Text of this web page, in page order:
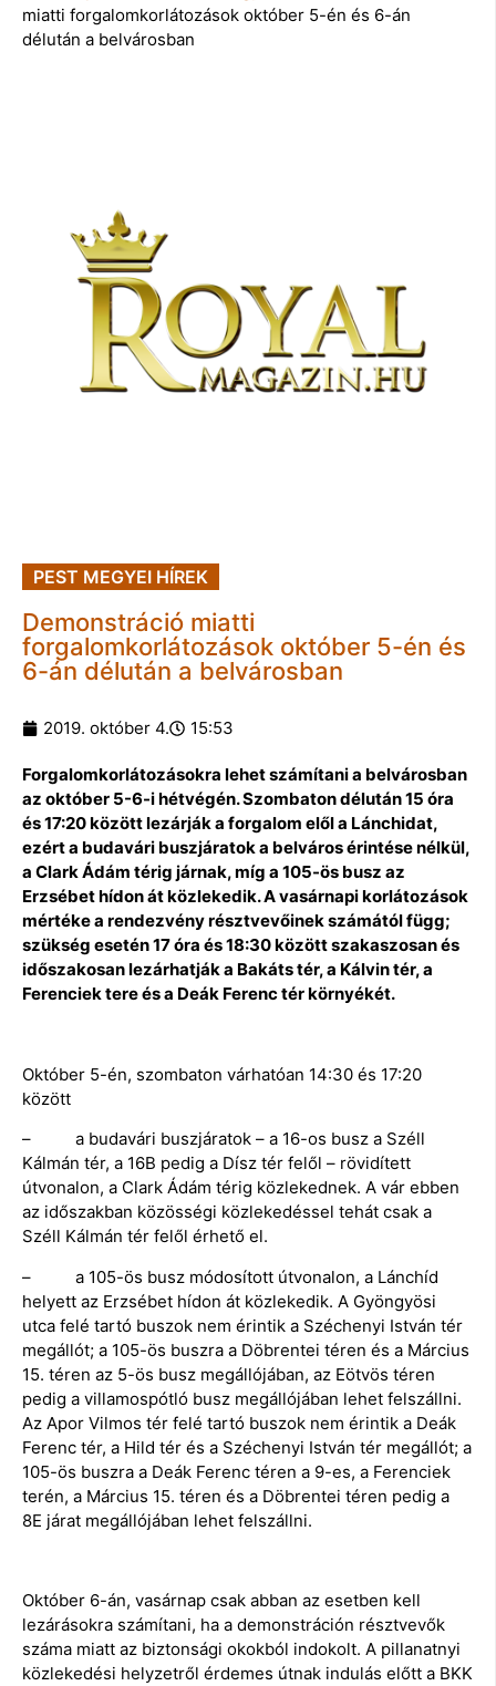
miatti forgalomkorlátozások október 5-én és 6-án
délután a belvárosban
PEST MEGYEI HÍREK
Demonstráció miatti
forgalomkorlátozások október 5-én és
6-án délután a belvárosban
2019. október 4. 15:53
Forgalomkorlátozásokra lehet számítani a belvárosban
az október 5-6-i hétvégén. Szombaton délután 15 óra
és 17:20 között lezárják a forgalom elől a Lánchidat,
ezért a budavári buszjáratok a belváros érintése nélkül,
a Clark Ádám térig járnak, míg a 105-ös busz az
Erzsébet hídon át közlekedik. A vasárnapi korlátozások
mértéke a rendezvény résztvevőinek számától függ;
szükség esetén 17 óra és 18:30 között szakaszosan és
időszakosan lezárhatják a Bakáts tér, a Kálvin tér, a
Ferenciek tere és a Deák Ferenc tér környékét.
Október 5-én, szombaton várhatóan 14:30 és 17:20
között
– a budavári buszjáratok – a 16-os busz a Széll
Kálmán tér, a 16B pedig a Dísz tér felől – rövidített
útvonalon, a Clark Ádám térig közlekednek. A vár ebben
az időszakban közösségi közlekedéssel tehát csak a
Széll Kálmán tér felől érhető el.
– a 105-ös busz módosított útvonalon, a Lánchíd
helyett az Erzsébet hídon át közlekedik. A Gyöngyösi
utca felé tartó buszok nem érintik a Széchenyi István tér
megállót; a 105-ös buszra a Döbrentei téren és a Március
15. téren az 5-ös busz megállójában, az Eötvös téren
pedig a villamospótló busz megállójában lehet felszállni.
Az Apor Vilmos tér felé tartó buszok nem érintik a Deák
Ferenc tér, a Hild tér és a Széchenyi István tér megállót; a
105-ös buszra a Deák Ferenc téren a 9-es, a Ferenciek
terén, a Március 15. téren és a Döbrentei téren pedig a
8E járat megállójában lehet felszállni.
Október 6-án, vasárnap csak abban az esetben kell
lezárásokra számítani, ha a demonstráción résztvevők
száma miatt az biztonsági okokból indokolt. A pillanatnyi
közlekedési helyzetről érdemes útnak indulás előtt a BKK